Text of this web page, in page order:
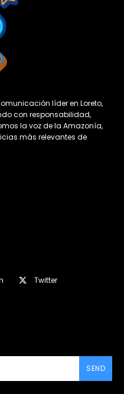
líder en Loreto,
con responsabilidad,
la voz de la Amazonía,
más relevantes de
Twitter
SEND